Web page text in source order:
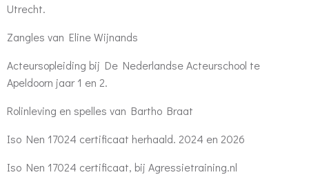
Utrecht.
Zangles van Eline Wijnands
Acteursopleiding bij De Nederlandse Acteurschool te
Apeldoorn jaar 1 en 2.
Rolinleving en spelles van Bartho Braat
Iso Nen 17024 certificaat herhaald. 2024 en 2026
Iso Nen 17024 certificaat, bij Agressietraining.nl